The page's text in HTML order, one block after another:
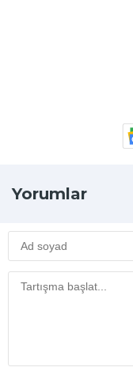
Yorumlar